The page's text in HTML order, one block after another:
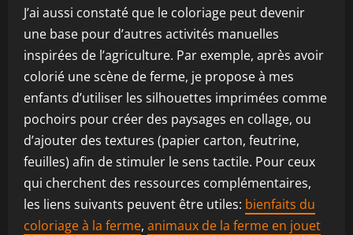
J’ai aussi constaté que le coloriage peut devenir
une base pour d’autres activités manuelles
inspirées de l’agriculture. Par exemple, après avoir
colorié une scène de ferme, je propose à mes
enfants d’utiliser les silhouettes imprimées comme
pochoirs pour créer des paysages en collage, ou
d’ajouter des textures (papier carton, feutrine,
feuilles) afin de stimuler le sens tactile. Pour ceux
qui cherchent des ressources complémentaires,
les liens suivants peuvent être utiles: bienfaits du
coloriage à la ferme, animaux de la ferme en jouet